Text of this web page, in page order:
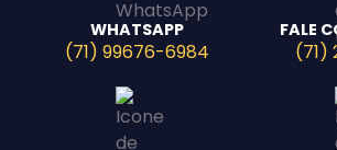
WHATSAPP
(71) 99676-6984
FALE
(71)